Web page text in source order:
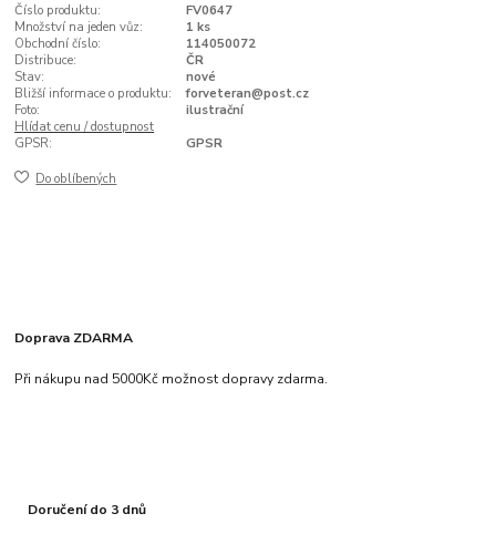
Číslo produktu:
FV0647
Množství na jeden vůz:
1 ks
Obchodní číslo:
114050072
Distribuce:
ČR
Stav:
nové
Bližší informace o produktu:
forveteran@post.cz
Foto:
ilustrační
Hlídat cenu / dostupnost
GPSR:
GPSR
Do oblíbených
Doprava ZDARMA
Při nákupu nad 5000Kč možnost dopravy zdarma.
Doručení do 3 dnů